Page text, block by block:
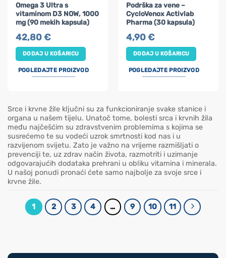
Omega 3 Ultra s
vitaminom D3 NOW, 1000
mg (90 mekih kapsula)
42,80€
DODAJ U KOŠARICU
POGLEDAJTE PROIZVOD
Podrška za vene –
CycloVenox Activlab
Pharma (30 kapsula)
4,90€
DODAJ U KOŠARICU
POGLEDAJTE PROIZVOD
Srce i krvne žile ključni su za funkcioniranje svake stanice i
organa u našem tijelu. Unatoč tome, bolesti srca i krvnih žila
među najčešćim su zdravstvenim problemima s kojima se
susrećemo te su vodeći uzrok smrtnosti kod nas i u
razvijenom svijetu. Zato je važno na vrijeme razmišljati o
prevenciji te, uz zdrav način života, razmotriti i uzimanje
odgovarajućih dodataka prehrani u obliku vitamina i minerala.
U našoj ponudi pronaći ćete samo najbolje za svoje srce i
krvne žile.
1 2 3 4 … 9 10 11